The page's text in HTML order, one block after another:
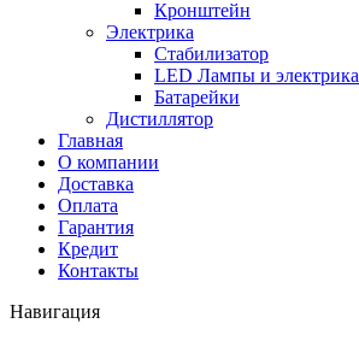
Кронштейн
Электрика
Стабилизатор
LED Лампы и электрика
Батарейки
Дистиллятор
Главная
О компании
Доставка
Оплата
Гарантия
Кредит
Контакты
Навигация